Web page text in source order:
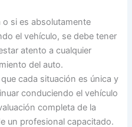
o si es absolutamente
el vehículo, se debe tener
atento a cualquier
del auto.
cada situación es única y
conduciendo el vehículo
completa de la
un profesional capacitado.